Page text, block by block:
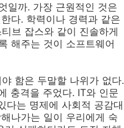
일까. 가장 근원적인 것은
다. 학력이나 경력과 같은
브 잡스와 같이 진솔하게
해주는 것이 소프트웨어
함은 두말할 나위가 없다.
충격을 주었다. IT와 인문
다는 명제에 사회적 공감대
나가는 일이 우리에게 숙